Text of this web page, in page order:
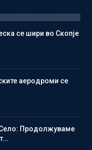
се шири во Скопје
аеродроми се
Продолжуваме